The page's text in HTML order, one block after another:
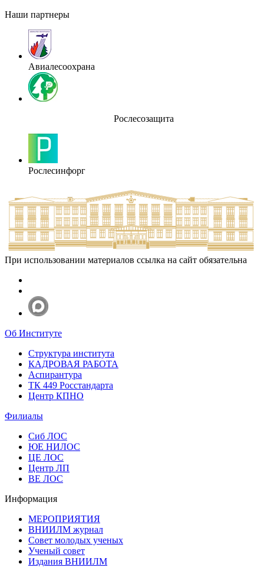
Наши партнеры
Авиалесоохрана
Рослесозащита
Рослесинфорг
При использовании материалов ссылка на сайт обязательна
Об Институте
Структура института
КАДРОВАЯ РАБОТА
Аспирантура
ТК 449 Росстандарта
Центр КПНО
Филиалы
Сиб ЛОС
ЮЕ НИЛОС
ЦЕ ЛОС
Центр ЛП
ВЕ ЛОС
Информация
МЕРОПРИЯТИЯ
ВНИИЛМ журнал
Совет молодых ученых
Ученый совет
Издания ВНИИЛМ